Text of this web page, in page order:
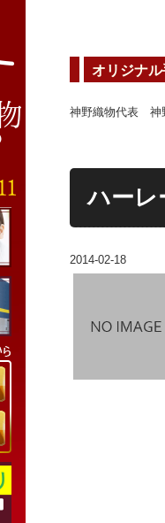
オリジナ
神野織物代表 神
ハーレ
2014-02-18